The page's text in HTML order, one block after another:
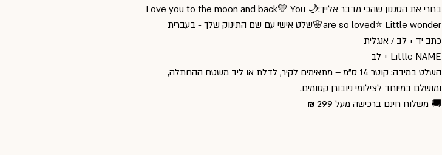
בחרי את הסגנון שהכי מדבר אלייך:🌙 Love you to the moon and back💛 You
are so loved⭐ Little wonder🌸שלט אישי עם שם התינוק שלך - בעברית
כתב יד + לב / אנגלית
Little NAME + לב
השלט במידה: קוטר 14 ס"מ – מתאימים לקיר, לדלת או ליד משטח ההחתלה,
ומושלם במיוחד לצילומי ניובורן קסומים.
🚚 משלוח חינם ברכישה מעל 299 ₪